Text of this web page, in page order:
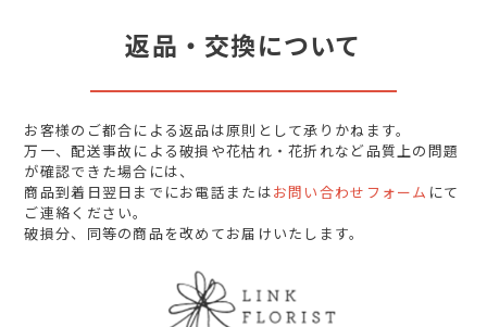
返品・交換について
お客様のご都合による返品は原則として承りかねます。
万一、配送事故による破損や花枯れ・花折れなど品質上の問題
が確認できた場合には、
商品到着日翌日までにお電話またはお問い合わせフォーム にて
ご連絡ください。
破損分、同等の商品を改めてお届けいたします。